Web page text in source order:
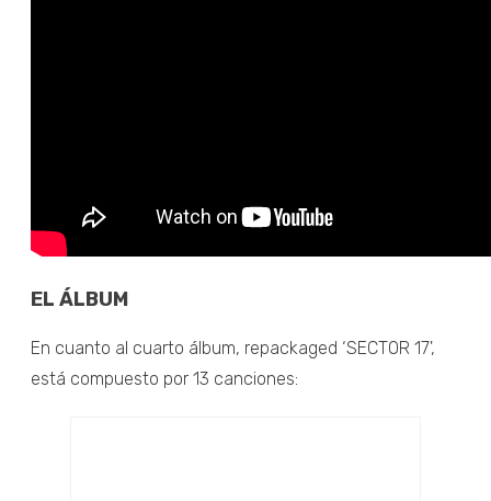
EL ÁLBUM
En cuanto al cuarto álbum, repackaged ‘SECTOR 17',
está compuesto por 13 canciones: